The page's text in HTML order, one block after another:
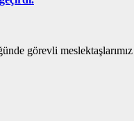
görevli